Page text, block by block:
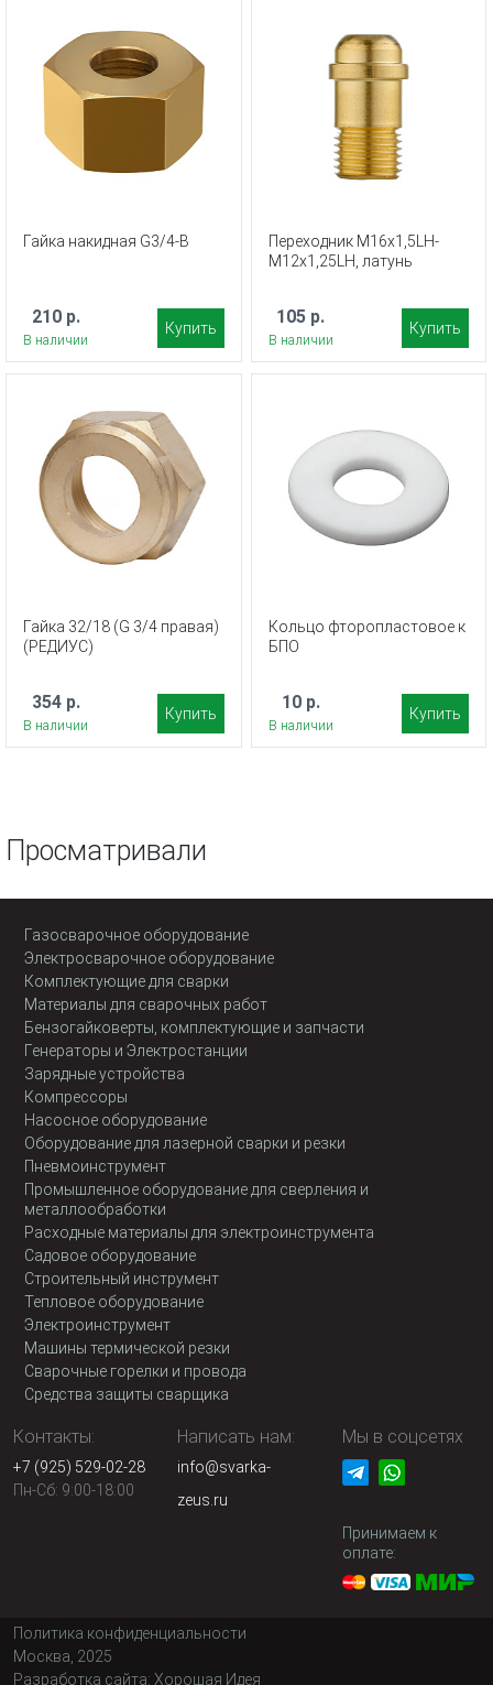
Гайка накидная G3/4-B
210 р.
В наличии
Купить
Переходник М16х1,5LH-
М12х1,25LH, латунь
105 р.
В наличии
Купить
Гайка 32/18 (G 3/4 правая)
(РЕДИУС)
354 р.
В наличии
Купить
Кольцо фторопластовое к
БПО
10 р.
В наличии
Купить
Просматривали
Газосварочное оборудование
Электросварочное оборудование
Комплектующие для сварки
Материалы для сварочных работ
Бензогайковерты, комплектующие и запчасти
Генераторы и Электростанции
Зарядные устройства
Компрессоры
Насосное оборудование
Оборудование для лазерной сварки и резки
Пневмоинструмент
Промышленное оборудование для сверления и
металлообработки
Расходные материалы для электроинструмента
Садовое оборудование
Строительный инструмент
Тепловое оборудование
Электроинструмент
Машины термической резки
Сварочные горелки и провода
Средства защиты сварщика
Контакты:
+7 (925) 529-02-28
Пн-Сб: 9:00-18:00
Написать нам:
info@svarka-
zeus.ru
Мы в соцсетях
Принимаем к
оплате:
Политика конфиденциальности
Москва, 2025
Разработка сайта: Хорошая Идея